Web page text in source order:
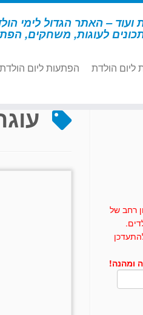
ועוד – האתר הגדול לימי
לעוגות, משחקים,
ליום הולדת הפתעות ליום הולדת
רחב של
ומהנה!